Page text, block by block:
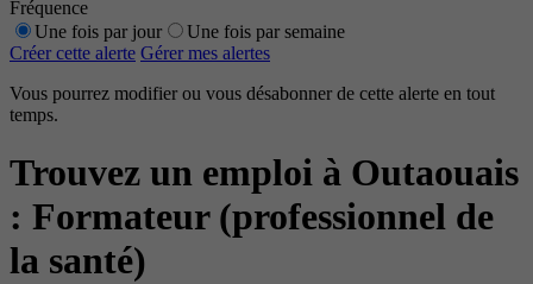
Fréquence
Une fois par jour
Une fois par semaine
Créer cette alerte Gérer mes alertes
Vous pourrez modifier ou vous désabonner de cette alerte en tout
temps.
Trouvez un emploi à Outaouais
: Formateur (professionnel de
la santé)